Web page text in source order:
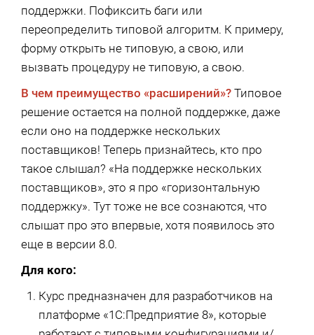
поддержки. Пофиксить баги или
переопределить типовой алгоритм. К примеру,
форму открыть не типовую, а свою, или
вызвать процедуру не типовую, а свою.
В чем преимущество «расширений»? Типовое
решение остается на полной поддержке, даже
если оно на поддержке нескольких
поставщиков! Теперь признайтесь, кто про
такое слышал? «На поддержке нескольких
поставщиков», это я про «горизонтальную
поддержку». Тут тоже не все сознаются, что
слышат про это впервые, хотя появилось это
еще в версии 8.0.
Для кого:
Курс предназначен для разработчиков на
платформе «1С:Предприятие 8», которые